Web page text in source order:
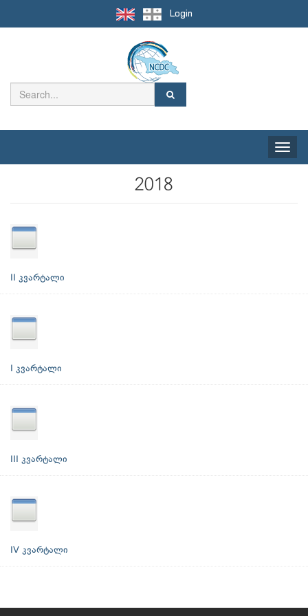
Login
Toggle
2018
II კვარტალი
I კვარტალი
III კვარტალი
IV კვარტალი